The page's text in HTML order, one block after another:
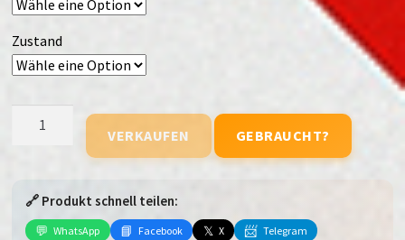
Zustand
FE
(T730N)
VERKAUFEN GEBRAUCHT?
🔗 Produkt schnell teilen:
💬 WhatsApp 📘 Facebook 𝕏 X 📨 Telegram